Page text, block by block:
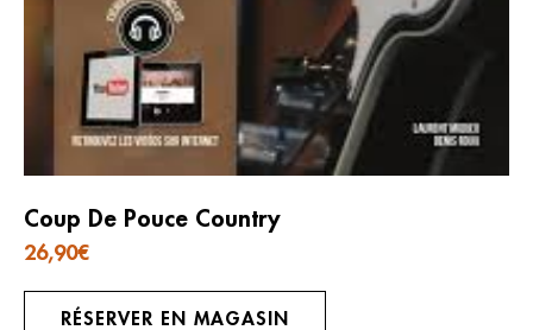
Coup De Pouce Country
26,90€
RÉSERVER EN MAGASIN